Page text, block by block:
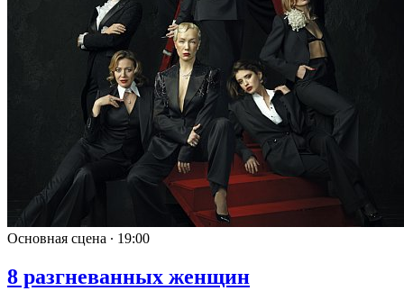
Основная сцена ∙ 19:00
8 разгневанных женщин